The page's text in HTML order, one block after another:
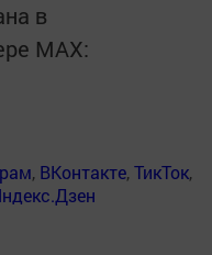
в
MАХ:
, ВКонтакте,ТикТок,